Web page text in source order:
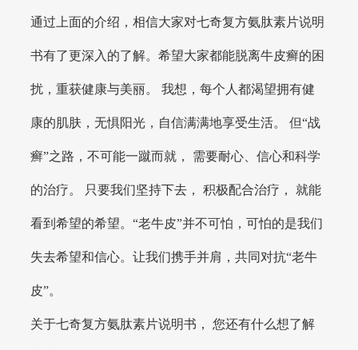
通过上面的介绍，相信大家对七奇复方氨肽素片说明
书有了更深入的了解。希望大家都能脱离牛皮癣的困
扰，重获健康与美丽。 我想，每个人都渴望拥有健
康的肌肤，无惧阳光，自信满满地享受生活。 但“战
癣”之路，不可能一蹴而就， 需要耐心、信心和科学
的治疗。 只要我们坚持下去， 积极配合治疗， 就能
看到希望的希望。“老牛皮”并不可怕，可怕的是我们
失去希望和信心。让我们携手并肩，共同对抗“老牛
皮”。
关于七奇复方氨肽素片说明书， 您还有什么想了解